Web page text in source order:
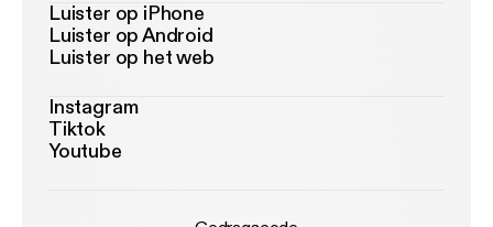
Luister op iPhone
Luister op Android
Luister op het web
Instagram
Tiktok
Youtube